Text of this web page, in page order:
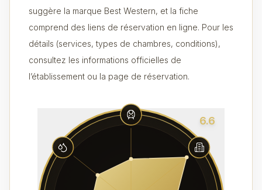
suggère la marque Best Western, et la fiche
comprend des liens de réservation en ligne. Pour les
détails (services, types de chambres, conditions),
consultez les informations officielles de
l’établissement ou la page de réservation.
6.6